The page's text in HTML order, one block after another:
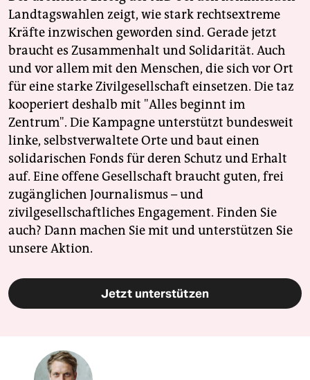
Landtagswahlen zeigt, wie stark rechtsextreme
Kräfte inzwischen geworden sind. Gerade jetzt
braucht es Zusammenhalt und Solidarität. Auch
und vor allem mit den Menschen, die sich vor Ort
für eine starke Zivilgesellschaft einsetzen. Die taz
kooperiert deshalb mit "Alles beginnt im
Zentrum". Die Kampagne unterstützt bundesweit
linke, selbstverwaltete Orte und baut einen
solidarischen Fonds für deren Schutz und Erhalt
auf. Eine offene Gesellschaft braucht guten, frei
zugänglichen Journalismus – und
zivilgesellschaftliches Engagement. Finden Sie
auch? Dann machen Sie mit und unterstützen Sie
unsere Aktion.
Jetzt unterstützen